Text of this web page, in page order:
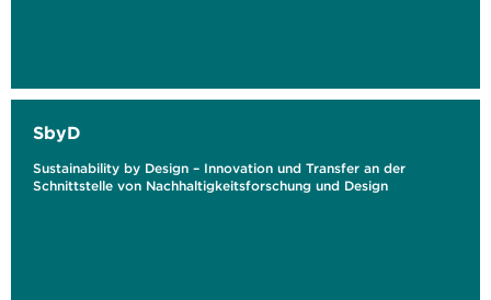
SbyD
Sustainability by Design – Innovation und Transfer an der
Schnittstelle von Nachhaltigkeitsforschung und Design